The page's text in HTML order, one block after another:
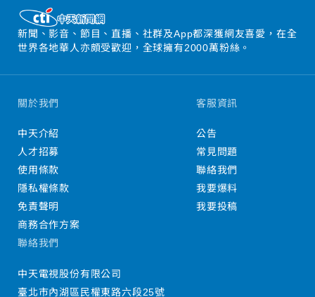
新聞、影音、節目、直播、社群及App都深獲網友喜愛，在全
世界各地華人亦頗受歡迎，全球擁有2000萬粉絲。
關於我們
中天介紹
人才招募
使用條款
隱私權條款
免責聲明
商務合作方案
客服資訊
公告
常見問題
聯絡我們
我要爆料
我要投稿
聯絡我們
中天電視股份有限公司
臺北市內湖區民權東路六段25號